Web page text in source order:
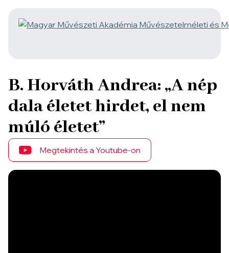
B. Horváth Andrea: „A nép
dala életet hirdet, el nem
múló életet”
Megtekintés a Youtube-on